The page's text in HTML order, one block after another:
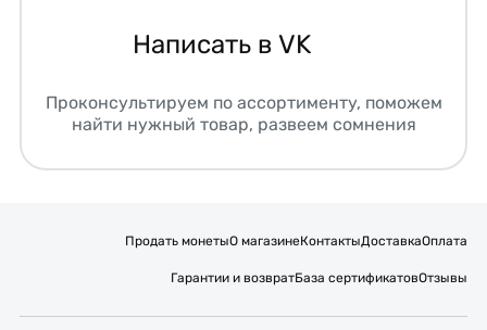
Написать в VK
Проконсультируем по ассортименту, поможем
найти нужный товар, развеем сомнения
Продать монетыО магазинеКонтактыДоставкаОплата
Гарантии и возвратБаза сертификатовОтзывы